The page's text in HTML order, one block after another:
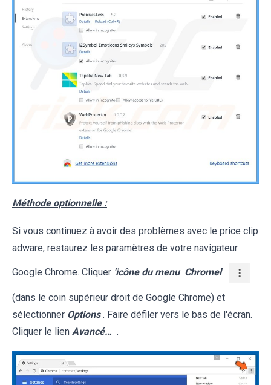
Méthode optionnelle :
Si vous continuez à avoir des problèmes avec le price clip
adware, restaurez les paramètres de votre navigateur
Google Chrome. Cliquer 'icône du menu Chromel
(dans le coin supérieur droit de Google Chrome) et
sélectionner Options . Faire défiler vers le bas de l'écran.
Cliquer le lien Avancé… .